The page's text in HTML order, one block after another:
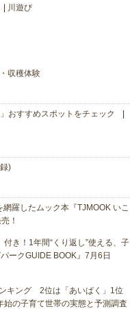
川遊び
収穫体験
おすすめスポットをチェック
)
羅したムック本『TJMOOK いこ
！
き！1年間“くり返し”使える、子
ークGUIDE BOOK』7月6日
キング 2位は「あいぱく」1位
の子育て世帯の実態と予測調査